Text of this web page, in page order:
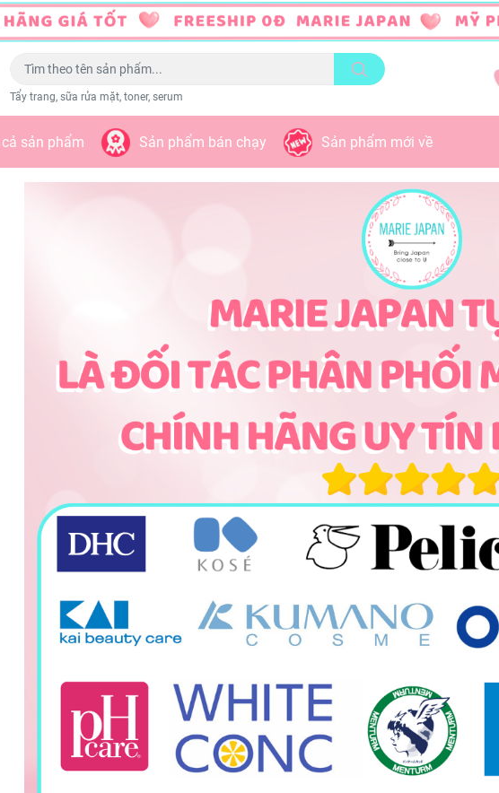
Tẩy trang, sữa rửa mặt, toner, serum
sản phẩm Sản phẩm bán chạy Sản phẩm mới về